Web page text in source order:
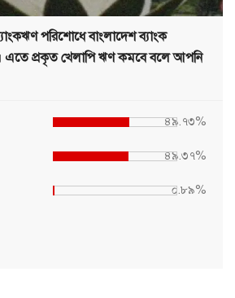
পরিশোধে বাংলাদেশ ব্যাংক
এতে প্রকৃত খেলাপি ঋণ কমবে বলে আপনি
৪৯.৭৩%
৪৯.৩৭%
০.৮৯%